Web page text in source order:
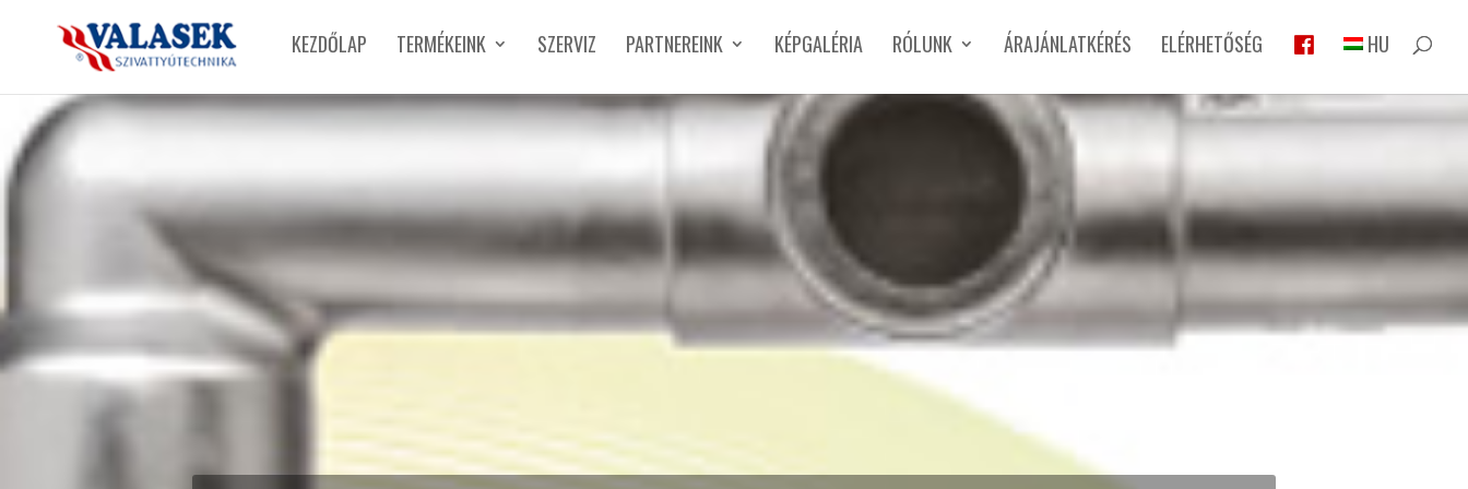
KEZDŐLAP TERMÉKEINK SZERVIZ PARTNEREINK KÉPGALÉRIA RÓLUNK ÁRAJÁNLATKÉRÉS ELÉRHETŐSÉG HU